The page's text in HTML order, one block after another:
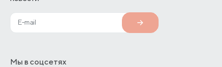
Мы в соцсетях